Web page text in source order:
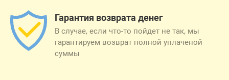
Гарантия возврата денег
В случае, если что-то пойдет не так, мы
гарантируем возврат полной уплаченой
суммы